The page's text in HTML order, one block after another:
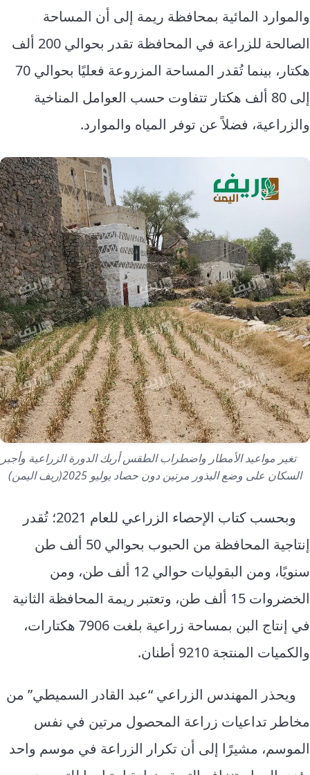
والموارد المائية بمحافظة ريمة إلى أن المساحة
الصالحة للزراعة في المحافظة تقدر بحوالي 200 ألف
هكتار، بينما تُقدر المساحة المزروعة فعليًا بحوالي 70
إلى 80 ألف هكتار تتفاوت حسب العوامل المناخية
والزراعية، فضلاً عن توفر المياه والموارد.
تغير مواعيد الأمطار واضطراب الطقس أربك الدورة الزراعية وأجبر
السكان على وضع البذور مرتين دون حصاد يوليو 2025(ريف اليمن)
وبحسب كتاب الإحصاء الزراعي للعام 2021؛ تُقدر
إنتاجية المحافظة من الحبوب بحوالي 50 ألف طن
سنويًا، ومن البقوليات حوالي 12 ألف طن، ومن
الخضروات 15 ألف طن، وتعتبر ريمة المحافظة الثانية
في إنتاج البن بمساحة زراعية بلغت 7906 هكتارات،
والكميات المنتجة 9210 أطنان.
ويحذر المهندس الزراعي “عبد القادر السميطي” من
مخاطر تداعيات زراعة المحصول مرتين في نفس
الموسم، مشيرًا إلى أن تكرار الزراعة في موسم واحد